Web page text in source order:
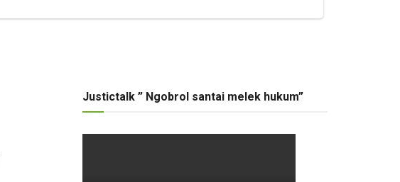
Justictalk ” Ngobrol santai melek hukum”